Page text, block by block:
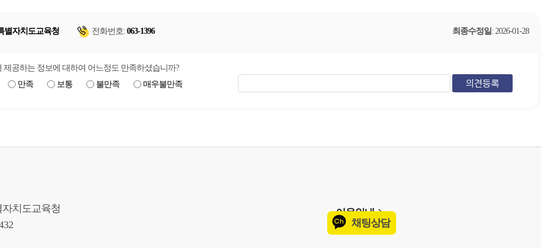
별자치도교육청 전화번호: 063-1396 최종수정일: 2026-01-28
제공하는 정보에 대하여 어느정도 만족하셨습니까?
만족
보통 불만족 매우불만족
자치도교육청
이용안내
채팅상담